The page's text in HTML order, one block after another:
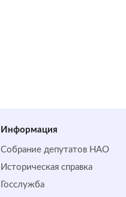
Информация
Собрание депутатов НАО
Историческая справка
Госслужба